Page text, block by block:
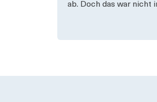
ab. Doch das war nicht